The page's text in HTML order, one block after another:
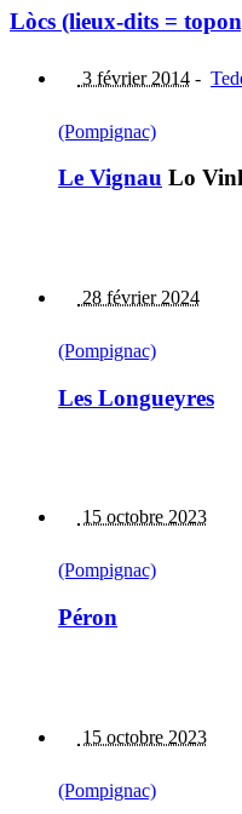
Lòcs (lieux-dits =
3 février 2014 -
(Pompignac)
Le Vignau Lo
28 février 2024
(Pompignac)
Les Longueyres
15 octobre 2023
(Pompignac)
Péron
15 octobre 2023
(Pompignac)